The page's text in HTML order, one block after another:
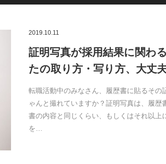
2019.10.11
証明写真が採用結果に関わ
たの取り方・写り方、大丈
転職活動中のみなさん、履歴書に貼るその
ゃんと撮れていますか？証明写真は、履歴
書の内容と同じくらい、もしくはそれ以上
を…